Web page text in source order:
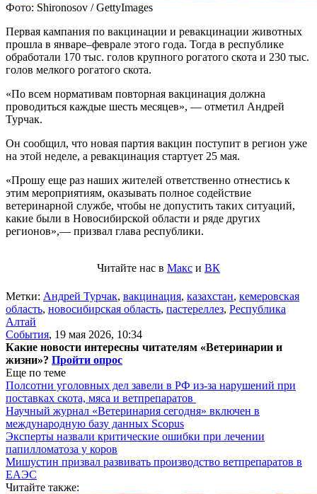
Фото: Shironosov / GettyImages
Первая кампания по вакцинации и ревакцинации животных
прошла в январе–феврале этого года. Тогда в республике
обработали 170 тыс. голов крупного рогатого скота и 230 тыс.
голов мелкого рогатого скота.
«По всем нормативам повторная вакцинация должна
проводиться каждые шесть месяцев», — отметил Андрей
Турчак.
Он сообщил, что новая партия вакцин поступит в регион уже
на этой неделе, а ревакцинация стартует 25 мая.
«Прошу еще раз наших жителей ответственно отнестись к
этим мероприятиям, оказывать полное содействие
ветеринарной службе, чтобы не допустить таких ситуаций,
какие были в Новосибирской области и ряде других
регионов»,— призвал глава республики.
Читайте нас в Макс и ВК
Метки: Андрей Турчак, вакцинация, казахстан, кемеровская
область, новосибирская область, пастереллез, Республика
Алтай
События, 19 мая 2026, 10:34
Какие новости интересны читателям «Ветеринарии и
жизни»? Пройти опрос
Еще по теме
Полсотни уголовных дел завели в РФ из-за нарушений при
поставках скота, мяса и ветпрепаратов
Научный журнал «Ветеринария сегодня» включен в
международную базу данных Scopus
Эксперты назвали критические ошибки при лечении
папилломатоза у коров
Мишустин призвал развивать производство ветпрепаратов в
ЕАЭС
Читайте также: